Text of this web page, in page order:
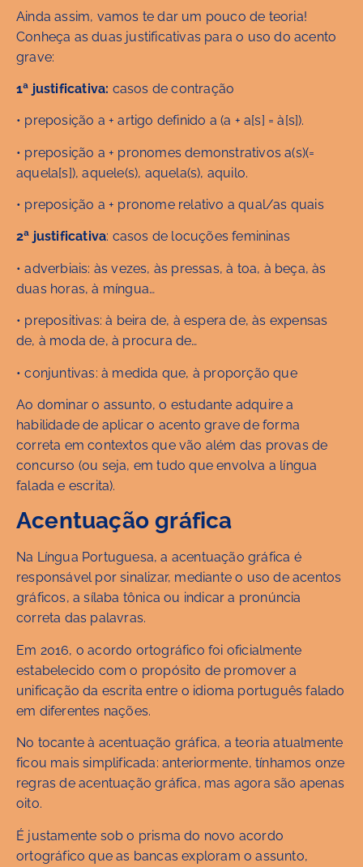
Ainda assim, vamos te dar um pouco de teoria!
Conheça as duas justificativas para o uso do acento
grave:
1ª justificativa: casos de contração
• preposição a + artigo definido a (a + a[s] = à[s]).
• preposição a + pronomes demonstrativos a(s)(=
aquela[s]), aquele(s), aquela(s), aquilo.
• preposição a + pronome relativo a qual/as quais
2ª justificativa: casos de locuções femininas
• adverbiais: às vezes, às pressas, à toa, à beça, às
duas horas, à míngua…
• prepositivas: à beira de, à espera de, às expensas
de, à moda de, à procura de…
• conjuntivas: à medida que, à proporção que
Ao dominar o assunto, o estudante adquire a
habilidade de aplicar o acento grave de forma
correta em contextos que vão além das provas de
concurso (ou seja, em tudo que envolva a língua
falada e escrita).
Acentuação gráfica
Na Língua Portuguesa, a acentuação gráfica é
responsável por sinalizar, mediante o uso de acentos
gráficos, a sílaba tônica ou indicar a pronúncia
correta das palavras.
Em 2016, o acordo ortográfico foi oficialmente
estabelecido com o propósito de promover a
unificação da escrita entre o idioma português falado
em diferentes nações.
No tocante à acentuação gráfica, a teoria atualmente
ficou mais simplificada: anteriormente, tínhamos onze
regras de acentuação gráfica, mas agora são apenas
oito.
É justamente sob o prisma do novo acordo
ortográfico que as bancas exploram o assunto,